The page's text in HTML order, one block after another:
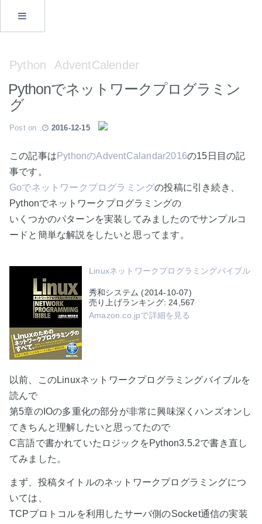
Python AdventCalender
Pythonでネットワークプログラミン
グ
Post on 2016-12-15
この記事は PythonのAdventCalandar2016の15日目の記
事です。
Goでネットワークプログラミングの投稿に引き続き、
Pythonでネットワークプログラミングの
いくつかのパターンを実装してみましたのでサンプルコ
ードと簡単な解説をしたいと思ってます。
Linuxネットワークプログラミングバイブル
秀和システム (2014-10-07)
売り上げランキング: 24,567
Amazon.co.jpで詳細を見る
以前、このLinuxネットワークプログラミングバイブルを
読んで
第5章のIOの多重化の部分が非常に興味深くハンズオンし
てきちんと理解したいと思ってたので
C言語で書かれていたロジックをPython3.5.2で書き直し
てみました。
まず、投稿タイトルのネットワークプログラミングにつ
いては、
TCPプロトコルを利用したサーバ側のSocket通信の実装